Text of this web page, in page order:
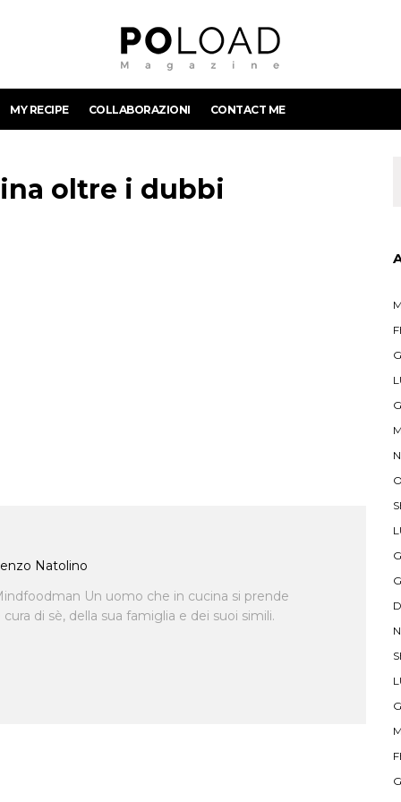
MY RECIPE COLLABORAZIONI CONTACT ME
oltre i dubbi
Natolino
Un uomo che in cucina si prende
di sè, della sua famiglia e dei suoi simili.